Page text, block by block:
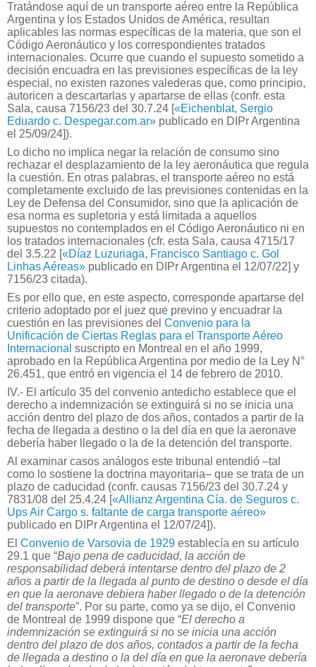
Tratándose aquí de un transporte aéreo entre la República
Argentina y los Estados Unidos de América, resultan
aplicables las normas específicas de la materia, que son el
Código Aeronáutico y los correspondientes tratados
internacionales. Ocurre que cuando el supuesto sometido a
decisión encuadra en las previsiones específicas de la ley
especial, no existen razones valederas que, como principio,
autoricen a descartarlas y apartarse de ellas (confr. esta
Sala, causa 7156/23 del 30.7.24 [«Eichenblat, Sergio
Eduardo c. Despegar.com.ar» publicado en DIPr Argentina
el 25/09/24]).
Lo dicho no implica negar la relación de consumo sino
rechazar el desplazamiento de la ley aeronáutica que regula
la cuestión. En otras palabras, el transporte aéreo no está
completamente excluido de las previsiones contenidas en la
Ley de Defensa del Consumidor, sino que la aplicación de
esa norma es supletoria y está limitada a aquellos
supuestos no contemplados en el Código Aeronáutico ni en
los tratados internacionales (cfr. esta Sala, causa 4715/17
del 3.5.22 [«Díaz Luzuriaga, Francisco Santiago c. Gol
Linhas Aéreas» publicado en DIPr Argentina el 12/07/22] y
7156/23 citada).
Es por ello que, en este aspecto, corresponde apartarse del
criterio adoptado por el juez que previno y encuadrar la
cuestión en las previsiones del Convenio para la
Unificación de Ciertas Reglas para el Transporte Aéreo
Internacional suscripto en Montreal en el año 1999,
aprobado en la República Argentina por medio de la Ley N°
26.451, que entró en vigencia el 14 de febrero de 2010.
IV.- El artículo 35 del convenio antedicho establece que el
derecho a indemnización se extinguirá si no se inicia una
acción dentro del plazo de dos años, contados a partir de la
fecha de llegada a destino o la del día en que la aeronave
debería haber llegado o la de la detención del transporte.
Al examinar casos análogos este tribunal entendió –tal
como lo sostiene la doctrina mayoritaria– que se trata de un
plazo de caducidad (confr. causas 7156/23 del 30.7.24 y
7831/08 del 25.4.24 [«Allianz Argentina Cía. de Seguros c.
Ups Air Cargo s. faltante de carga transporte aéreo»
publicado en DIPr Argentina el 12/07/24]).
El Convenio de Varsovia de 1929 establecía en su artículo
29.1 que “Bajo pena de caducidad, la acción de
responsabilidad deberá intentarse dentro del plazo de 2
años a partir de la llegada al punto de destino o desde el día
en que la aeronave debiera haber llegado o de la detención
del transporte”. Por su parte, como ya se dijo, el Convenio
de Montreal de 1999 dispone que “El derecho a
indemnización se extinguirá si no se inicia una acción
dentro del plazo de dos años, contados a partir de la fecha
de llegada a destino o la del día en que la aeronave debería